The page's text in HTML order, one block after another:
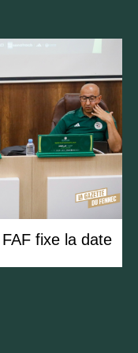
fixe la date